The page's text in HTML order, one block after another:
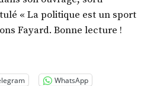
« La politique est un sport
Fayard. Bonne lecture !
WhatsApp